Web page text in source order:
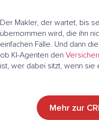
Der Makler, der wartet, bis
übernommen wird, die ihn
einfachen Fälle. Und dann
ob KI-Agenten den
ist, wer dabei sitzt, wenn sie
Mehr zur